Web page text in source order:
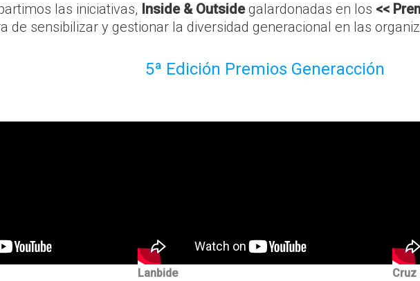
las iniciativas, Inside & Outsidegalardonadas en los <<
de sensibilizar y gestionar la diversidad generacional en las
5ª Edición Premios Generacción
Lanbide Cruz